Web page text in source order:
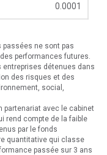
0.0001
passées ne sont pas
performances futures.
entreprises détenues dans
des risques et des
social,
partenariat avec le cabinet
rend compte de la faible
par le fonds
quantitative qui classe
passée sur 3 ans